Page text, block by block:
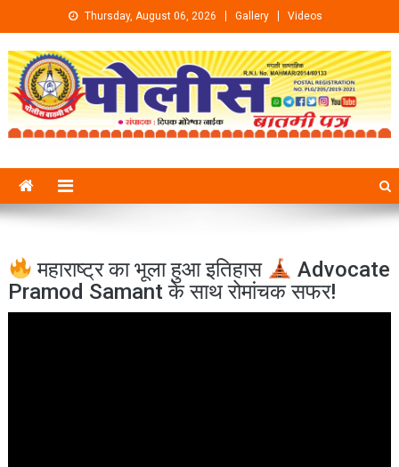
Skip to content Thursday, August 06, 2026 Gallery Videos
महाराष्ट्र का भूला हुआ इतिहास
Advocate
Pramod Samant के साथ रोमांचक सफर!